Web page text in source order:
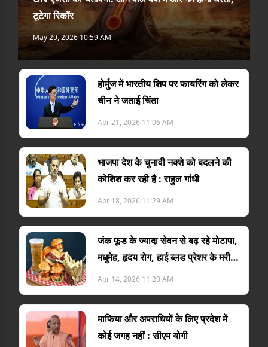
टूटेगा रिकॉर
May 29, 2026 10:59 AM
होर्मुज में भारतीय शिप पर फायरिंग को लेकर
चीन ने जताई चिंता
Apr 21, 2026 11:06 AM
भाजपा देश के चुनावी नक्शे को बदलने की
कोशिश कर रही है : राहुल गांधी
Apr 18, 2026 11:29 AM
जंक फूड के ज्यादा सेवन से बढ़ रहे मोटापा,
मधुमेह, हृदय रोग, हाई ब्लड प्रेशर के मरीज :
डा. विनोद द्विव...
Apr 14, 2026 11:20 AM
माफिया और अपराधियों के लिए प्रदेश में
कोई जगह नहीं : सीएम योगी